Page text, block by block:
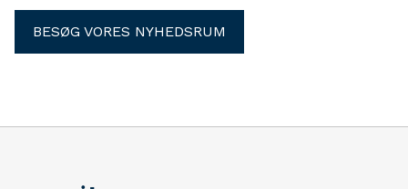
BESØG VORES NYHEDSRUM